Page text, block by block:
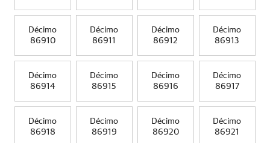
Décimo
86910
Décimo
86911
Décimo
86912
Décimo
86913
Décimo
86914
Décimo
86915
Décimo
86916
Décimo
86917
Décimo
86918
Décimo
86919
Décimo
86920
Décimo
86921